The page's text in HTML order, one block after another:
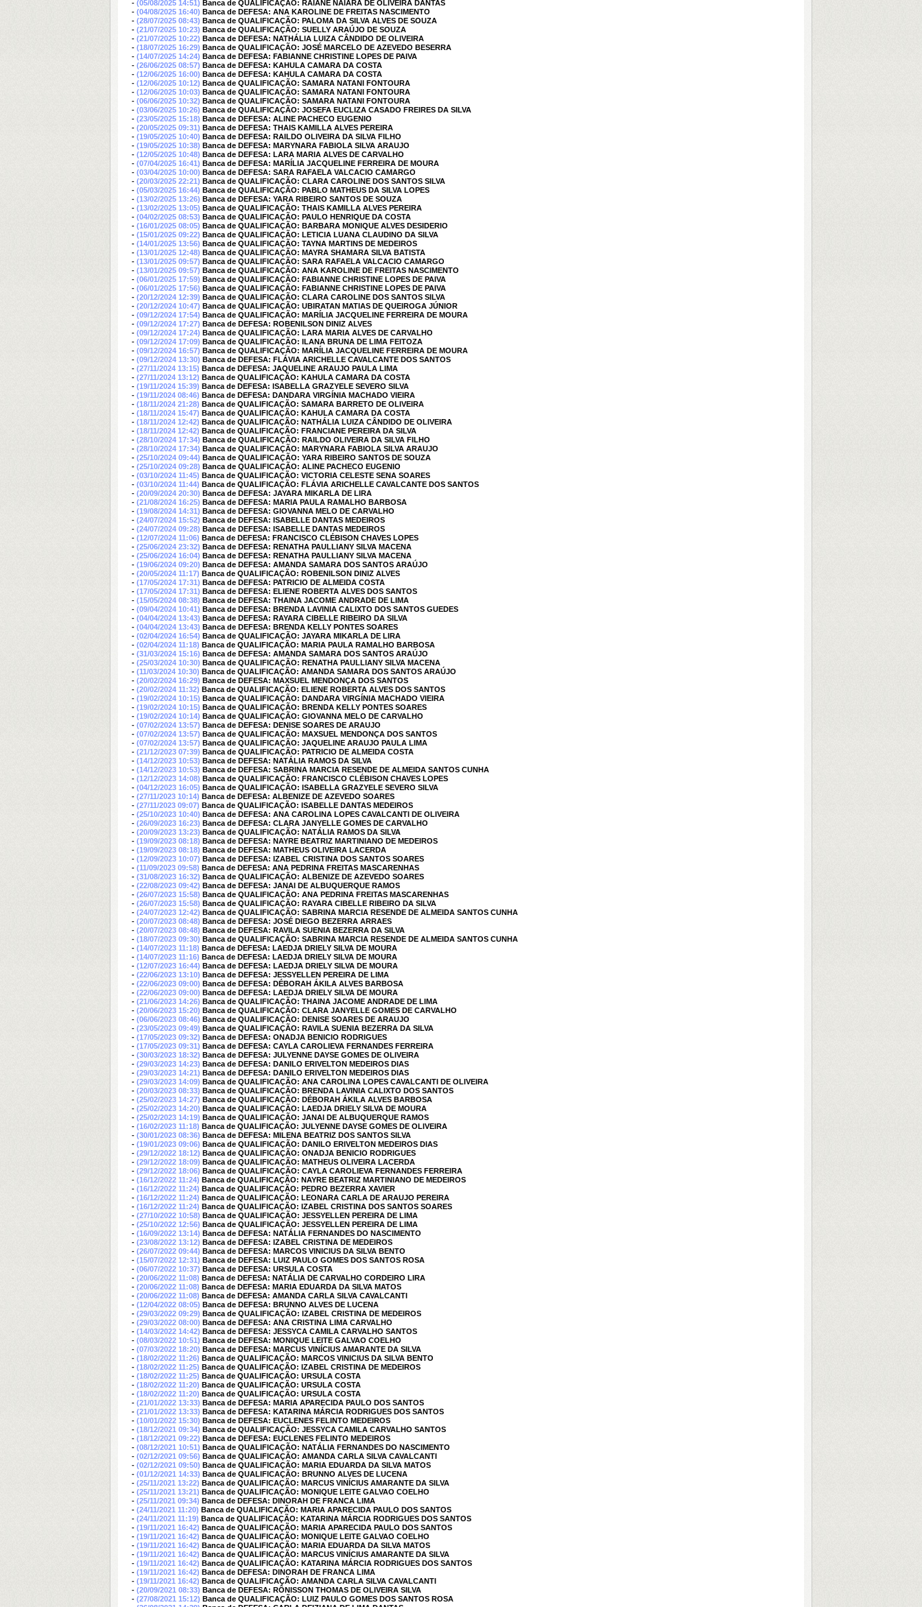
- (05/08/2025 14:51) Banca de QUALIFICAÇÃO: RAIANE NAIARA DE OLIVEIRA DANTAS
- (04/08/2025 16:40) Banca de DEFESA: ANA KAROLINE DE FREITAS NASCIMENTO
- (28/07/2025 08:43) Banca de QUALIFICAÇÃO: PALOMA DA SILVA ALVES DE SOUZA
- (21/07/2025 10:23) Banca de QUALIFICAÇÃO: SUELLY ARAÚJO DE SOUZA
- (21/07/2025 10:22) Banca de DEFESA: NATHÁLIA LUIZA CÂNDIDO DE OLIVEIRA
- (18/07/2025 16:29) Banca de QUALIFICAÇÃO: JOSÉ MARCELO DE AZEVEDO BESERRA
- (14/07/2025 14:24) Banca de DEFESA: FABIANNE CHRISTINE LOPES DE PAIVA
- (26/06/2025 08:57) Banca de DEFESA: KAHULA CAMARA DA COSTA
- (12/06/2025 16:00) Banca de DEFESA: KAHULA CAMARA DA COSTA
- (12/06/2025 10:12) Banca de QUALIFICAÇÃO: SAMARA NATANI FONTOURA
- (12/06/2025 10:03) Banca de QUALIFICAÇÃO: SAMARA NATANI FONTOURA
- (06/06/2025 10:32) Banca de QUALIFICAÇÃO: SAMARA NATANI FONTOURA
- (03/06/2025 10:26) Banca de QUALIFICAÇÃO: JOSEFA EUCLIZA CASADO FREIRES DA SILVA
- (23/05/2025 15:18) Banca de DEFESA: ALINE PACHECO EUGENIO
- (20/05/2025 09:31) Banca de DEFESA: THAIS KAMILLA ALVES PEREIRA
- (19/05/2025 10:40) Banca de DEFESA: RAILDO OLIVEIRA DA SILVA FILHO
- (19/05/2025 10:38) Banca de DEFESA: MARYNARA FABIOLA SILVA ARAUJO
- (12/05/2025 10:48) Banca de DEFESA: LARA MARIA ALVES DE CARVALHO
- (07/04/2025 16:41) Banca de DEFESA: MARÍLIA JACQUELINE FERREIRA DE MOURA
- (03/04/2025 10:00) Banca de DEFESA: SARA RAFAELA VALCACIO CAMARGO
- (20/03/2025 22:21) Banca de QUALIFICAÇÃO: CLARA CAROLINE DOS SANTOS SILVA
- (05/03/2025 16:44) Banca de QUALIFICAÇÃO: PABLO MATHEUS DA SILVA LOPES
- (13/02/2025 13:26) Banca de DEFESA: YARA RIBEIRO SANTOS DE SOUZA
- (13/02/2025 13:05) Banca de QUALIFICAÇÃO: THAIS KAMILLA ALVES PEREIRA
- (04/02/2025 08:53) Banca de QUALIFICAÇÃO: PAULO HENRIQUE DA COSTA
- (16/01/2025 08:05) Banca de QUALIFICAÇÃO: BARBARA MONIQUE ALVES DESIDERIO
- (15/01/2025 09:22) Banca de QUALIFICAÇÃO: LETICIA LUANA CLAUDINO DA SILVA
- (14/01/2025 13:56) Banca de QUALIFICAÇÃO: TAYNA MARTINS DE MEDEIROS
- (13/01/2025 12:48) Banca de QUALIFICAÇÃO: MAYRA SHAMARA SILVA BATISTA
- (13/01/2025 09:57) Banca de QUALIFICAÇÃO: SARA RAFAELA VALCACIO CAMARGO
- (13/01/2025 09:57) Banca de QUALIFICAÇÃO: ANA KAROLINE DE FREITAS NASCIMENTO
- (06/01/2025 17:59) Banca de QUALIFICAÇÃO: FABIANNE CHRISTINE LOPES DE PAIVA
- (06/01/2025 17:56) Banca de QUALIFICAÇÃO: FABIANNE CHRISTINE LOPES DE PAIVA
- (20/12/2024 12:39) Banca de QUALIFICAÇÃO: CLARA CAROLINE DOS SANTOS SILVA
- (20/12/2024 10:47) Banca de QUALIFICAÇÃO: UBIRATAN MATIAS DE QUEIROGA JÚNIOR
- (09/12/2024 17:54) Banca de QUALIFICAÇÃO: MARÍLIA JACQUELINE FERREIRA DE MOURA
- (09/12/2024 17:27) Banca de DEFESA: ROBENILSON DINIZ ALVES
- (09/12/2024 17:24) Banca de QUALIFICAÇÃO: LARA MARIA ALVES DE CARVALHO
- (09/12/2024 17:09) Banca de QUALIFICAÇÃO: ILANA BRUNA DE LIMA FEITOZA
- (09/12/2024 16:57) Banca de QUALIFICAÇÃO: MARÍLIA JACQUELINE FERREIRA DE MOURA
- (09/12/2024 13:30) Banca de DEFESA: FLÁVIA ARICHELLE CAVALCANTE DOS SANTOS
- (27/11/2024 13:15) Banca de DEFESA: JAQUELINE ARAUJO PAULA LIMA
- (27/11/2024 13:12) Banca de QUALIFICAÇÃO: KAHULA CAMARA DA COSTA
- (19/11/2024 15:39) Banca de DEFESA: ISABELLA GRAZYELE SEVERO SILVA
- (19/11/2024 08:46) Banca de DEFESA: DANDARA VIRGÍNIA MACHADO VIEIRA
- (18/11/2024 21:28) Banca de QUALIFICAÇÃO: SAMARA BARRETO DE OLIVEIRA
- (18/11/2024 15:47) Banca de QUALIFICAÇÃO: KAHULA CAMARA DA COSTA
- (18/11/2024 12:42) Banca de QUALIFICAÇÃO: NATHÁLIA LUIZA CÂNDIDO DE OLIVEIRA
- (18/11/2024 12:42) Banca de QUALIFICAÇÃO: FRANCIANE PEREIRA DA SILVA
- (28/10/2024 17:34) Banca de QUALIFICAÇÃO: RAILDO OLIVEIRA DA SILVA FILHO
- (28/10/2024 17:34) Banca de QUALIFICAÇÃO: MARYNARA FABIOLA SILVA ARAUJO
- (25/10/2024 09:44) Banca de QUALIFICAÇÃO: YARA RIBEIRO SANTOS DE SOUZA
- (25/10/2024 09:28) Banca de QUALIFICAÇÃO: ALINE PACHECO EUGENIO
- (03/10/2024 11:45) Banca de QUALIFICAÇÃO: VICTORIA CELESTE SENA SOARES
- (03/10/2024 11:44) Banca de QUALIFICAÇÃO: FLÁVIA ARICHELLE CAVALCANTE DOS SANTOS
- (20/09/2024 20:30) Banca de DEFESA: JAYARA MIKARLA DE LIRA
- (21/08/2024 16:25) Banca de DEFESA: MARIA PAULA RAMALHO BARBOSA
- (19/08/2024 14:31) Banca de DEFESA: GIOVANNA MELO DE CARVALHO
- (24/07/2024 15:52) Banca de DEFESA: ISABELLE DANTAS MEDEIROS
- (24/07/2024 09:28) Banca de DEFESA: ISABELLE DANTAS MEDEIROS
- (12/07/2024 11:06) Banca de DEFESA: FRANCISCO CLÉBISON CHAVES LOPES
- (25/06/2024 23:32) Banca de DEFESA: RENATHA PAULLIANY SILVA MACENA
- (25/06/2024 16:04) Banca de DEFESA: RENATHA PAULLIANY SILVA MACENA
- (19/06/2024 09:20) Banca de DEFESA: AMANDA SAMARA DOS SANTOS ARAÚJO
- (20/05/2024 11:17) Banca de QUALIFICAÇÃO: ROBENILSON DINIZ ALVES
- (17/05/2024 17:31) Banca de DEFESA: PATRICIO DE ALMEIDA COSTA
- (17/05/2024 17:31) Banca de DEFESA: ELIENE ROBERTA ALVES DOS SANTOS
- (15/05/2024 08:38) Banca de DEFESA: THAINA JACOME ANDRADE DE LIMA
- (09/04/2024 10:41) Banca de DEFESA: BRENDA LAVINIA CALIXTO DOS SANTOS GUEDES
- (04/04/2024 13:43) Banca de DEFESA: RAYARA CIBELLE RIBEIRO DA SILVA
- (04/04/2024 13:43) Banca de DEFESA: BRENDA KELLY PONTES SOARES
- (02/04/2024 16:54) Banca de QUALIFICAÇÃO: JAYARA MIKARLA DE LIRA
- (02/04/2024 11:18) Banca de QUALIFICAÇÃO: MARIA PAULA RAMALHO BARBOSA
- (31/03/2024 15:16) Banca de DEFESA: AMANDA SAMARA DOS SANTOS ARAÚJO
- (25/03/2024 10:30) Banca de QUALIFICAÇÃO: RENATHA PAULLIANY SILVA MACENA
- (11/03/2024 10:30) Banca de QUALIFICAÇÃO: AMANDA SAMARA DOS SANTOS ARAÚJO
- (20/02/2024 16:29) Banca de DEFESA: MAXSUEL MENDONÇA DOS SANTOS
- (20/02/2024 11:32) Banca de QUALIFICAÇÃO: ELIENE ROBERTA ALVES DOS SANTOS
- (19/02/2024 10:15) Banca de QUALIFICAÇÃO: DANDARA VIRGÍNIA MACHADO VIEIRA
- (19/02/2024 10:15) Banca de QUALIFICAÇÃO: BRENDA KELLY PONTES SOARES
- (19/02/2024 10:14) Banca de QUALIFICAÇÃO: GIOVANNA MELO DE CARVALHO
- (07/02/2024 13:57) Banca de DEFESA: DENISE SOARES DE ARAUJO
- (07/02/2024 13:57) Banca de QUALIFICAÇÃO: MAXSUEL MENDONÇA DOS SANTOS
- (07/02/2024 13:57) Banca de QUALIFICAÇÃO: JAQUELINE ARAUJO PAULA LIMA
- (21/12/2023 07:39) Banca de QUALIFICAÇÃO: PATRICIO DE ALMEIDA COSTA
- (14/12/2023 10:53) Banca de DEFESA: NATÁLIA RAMOS DA SILVA
- (14/12/2023 10:53) Banca de DEFESA: SABRINA MARCIA RESENDE DE ALMEIDA SANTOS CUNHA
- (12/12/2023 14:08) Banca de QUALIFICAÇÃO: FRANCISCO CLÉBISON CHAVES LOPES
- (04/12/2023 16:05) Banca de QUALIFICAÇÃO: ISABELLA GRAZYELE SEVERO SILVA
- (27/11/2023 10:14) Banca de DEFESA: ALBENIZE DE AZEVEDO SOARES
- (27/11/2023 09:07) Banca de QUALIFICAÇÃO: ISABELLE DANTAS MEDEIROS
- (25/10/2023 10:40) Banca de DEFESA: ANA CAROLINA LOPES CAVALCANTI DE OLIVEIRA
- (26/09/2023 16:23) Banca de DEFESA: CLARA JANYELLE GOMES DE CARVALHO
- (20/09/2023 13:23) Banca de QUALIFICAÇÃO: NATÁLIA RAMOS DA SILVA
- (19/09/2023 08:18) Banca de DEFESA: NAYRE BEATRIZ MARTINIANO DE MEDEIROS
- (19/09/2023 08:18) Banca de DEFESA: MATHEUS OLIVEIRA LACERDA
- (12/09/2023 10:07) Banca de DEFESA: IZABEL CRISTINA DOS SANTOS SOARES
- (11/09/2023 09:58) Banca de DEFESA: ANA PEDRINA FREITAS MASCARENHAS
- (31/08/2023 16:32) Banca de QUALIFICAÇÃO: ALBENIZE DE AZEVEDO SOARES
- (22/08/2023 09:42) Banca de DEFESA: JANAI DE ALBUQUERQUE RAMOS
- (26/07/2023 15:58) Banca de QUALIFICAÇÃO: ANA PEDRINA FREITAS MASCARENHAS
- (26/07/2023 15:58) Banca de QUALIFICAÇÃO: RAYARA CIBELLE RIBEIRO DA SILVA
- (24/07/2023 12:42) Banca de QUALIFICAÇÃO: SABRINA MARCIA RESENDE DE ALMEIDA SANTOS CUNHA
- (20/07/2023 08:48) Banca de DEFESA: JOSÉ DIEGO BEZERRA ARRAES
- (20/07/2023 08:48) Banca de DEFESA: RAVILA SUENIA BEZERRA DA SILVA
- (18/07/2023 09:30) Banca de QUALIFICAÇÃO: SABRINA MARCIA RESENDE DE ALMEIDA SANTOS CUNHA
- (14/07/2023 11:18) Banca de DEFESA: LAEDJA DRIELY SILVA DE MOURA
- (14/07/2023 11:16) Banca de DEFESA: LAEDJA DRIELY SILVA DE MOURA
- (12/07/2023 16:44) Banca de DEFESA: LAEDJA DRIELY SILVA DE MOURA
- (22/06/2023 13:10) Banca de DEFESA: JESSYELLEN PEREIRA DE LIMA
- (22/06/2023 09:00) Banca de DEFESA: DÉBORAH ÁKILA ALVES BARBOSA
- (22/06/2023 09:00) Banca de DEFESA: LAEDJA DRIELY SILVA DE MOURA
- (21/06/2023 14:26) Banca de QUALIFICAÇÃO: THAINA JACOME ANDRADE DE LIMA
- (20/06/2023 15:20) Banca de QUALIFICAÇÃO: CLARA JANYELLE GOMES DE CARVALHO
- (06/06/2023 08:46) Banca de QUALIFICAÇÃO: DENISE SOARES DE ARAUJO
- (23/05/2023 09:49) Banca de QUALIFICAÇÃO: RAVILA SUENIA BEZERRA DA SILVA
- (17/05/2023 09:32) Banca de DEFESA: ONADJA BENICIO RODRIGUES
- (17/05/2023 09:31) Banca de DEFESA: CAYLA CAROLIEVA FERNANDES FERREIRA
- (30/03/2023 18:32) Banca de DEFESA: JULYENNE DAYSE GOMES DE OLIVEIRA
- (29/03/2023 14:23) Banca de DEFESA: DANILO ERIVELTON MEDEIROS DIAS
- (29/03/2023 14:21) Banca de DEFESA: DANILO ERIVELTON MEDEIROS DIAS
- (29/03/2023 14:09) Banca de QUALIFICAÇÃO: ANA CAROLINA LOPES CAVALCANTI DE OLIVEIRA
- (20/03/2023 08:33) Banca de QUALIFICAÇÃO: BRENDA LAVINIA CALIXTO DOS SANTOS
- (25/02/2023 14:27) Banca de QUALIFICAÇÃO: DÉBORAH ÁKILA ALVES BARBOSA
- (25/02/2023 14:20) Banca de QUALIFICAÇÃO: LAEDJA DRIELY SILVA DE MOURA
- (25/02/2023 14:19) Banca de QUALIFICAÇÃO: JANAI DE ALBUQUERQUE RAMOS
- (16/02/2023 11:18) Banca de QUALIFICAÇÃO: JULYENNE DAYSE GOMES DE OLIVEIRA
- (30/01/2023 08:36) Banca de DEFESA: MILENA BEATRIZ DOS SANTOS SILVA
- (19/01/2023 09:06) Banca de QUALIFICAÇÃO: DANILO ERIVELTON MEDEIROS DIAS
- (29/12/2022 18:12) Banca de QUALIFICAÇÃO: ONADJA BENICIO RODRIGUES
- (29/12/2022 18:09) Banca de QUALIFICAÇÃO: MATHEUS OLIVEIRA LACERDA
- (29/12/2022 18:06) Banca de QUALIFICAÇÃO: CAYLA CAROLIEVA FERNANDES FERREIRA
- (16/12/2022 11:24) Banca de QUALIFICAÇÃO: NAYRE BEATRIZ MARTINIANO DE MEDEIROS
- (16/12/2022 11:24) Banca de QUALIFICAÇÃO: PEDRO BEZERRA XAVIER
- (16/12/2022 11:24) Banca de QUALIFICAÇÃO: LEONARA CARLA DE ARAUJO PEREIRA
- (16/12/2022 11:24) Banca de QUALIFICAÇÃO: IZABEL CRISTINA DOS SANTOS SOARES
- (27/10/2022 10:58) Banca de QUALIFICAÇÃO: JESSYELLEN PEREIRA DE LIMA
- (25/10/2022 12:56) Banca de QUALIFICAÇÃO: JESSYELLEN PEREIRA DE LIMA
- (16/09/2022 13:14) Banca de DEFESA: NATÁLIA FERNANDES DO NASCIMENTO
- (23/08/2022 13:12) Banca de DEFESA: IZABEL CRISTINA DE MEDEIROS
- (26/07/2022 09:44) Banca de DEFESA: MARCOS VINICIUS DA SILVA BENTO
- (15/07/2022 12:31) Banca de DEFESA: LUIZ PAULO GOMES DOS SANTOS ROSA
- (06/07/2022 10:37) Banca de DEFESA: URSULA COSTA
- (20/06/2022 11:08) Banca de DEFESA: NATÁLIA DE CARVALHO CORDEIRO LIRA
- (20/06/2022 11:08) Banca de DEFESA: MARIA EDUARDA DA SILVA MATOS
- (20/06/2022 11:08) Banca de DEFESA: AMANDA CARLA SILVA CAVALCANTI
- (12/04/2022 08:05) Banca de DEFESA: BRUNNO ALVES DE LUCENA
- (29/03/2022 09:29) Banca de QUALIFICAÇÃO: IZABEL CRISTINA DE MEDEIROS
- (29/03/2022 08:00) Banca de DEFESA: ANA CRISTINA LIMA CARVALHO
- (14/03/2022 14:42) Banca de DEFESA: JESSYCA CAMILA CARVALHO SANTOS
- (08/03/2022 10:51) Banca de DEFESA: MONIQUE LEITE GALVAO COELHO
- (07/03/2022 18:20) Banca de DEFESA: MARCUS VINÍCIUS AMARANTE DA SILVA
- (18/02/2022 11:26) Banca de QUALIFICAÇÃO: MARCOS VINICIUS DA SILVA BENTO
- (18/02/2022 11:25) Banca de QUALIFICAÇÃO: IZABEL CRISTINA DE MEDEIROS
- (18/02/2022 11:25) Banca de QUALIFICAÇÃO: URSULA COSTA
- (18/02/2022 11:20) Banca de QUALIFICAÇÃO: URSULA COSTA
- (18/02/2022 11:20) Banca de QUALIFICAÇÃO: URSULA COSTA
- (21/01/2022 13:33) Banca de DEFESA: MARIA APARECIDA PAULO DOS SANTOS
- (21/01/2022 13:33) Banca de DEFESA: KATARINA MÁRCIA RODRIGUES DOS SANTOS
- (10/01/2022 15:30) Banca de DEFESA: EUCLENES FELINTO MEDEIROS
- (18/12/2021 09:34) Banca de QUALIFICAÇÃO: JESSYCA CAMILA CARVALHO SANTOS
- (18/12/2021 09:22) Banca de DEFESA: EUCLENES FELINTO MEDEIROS
- (08/12/2021 10:51) Banca de QUALIFICAÇÃO: NATÁLIA FERNANDES DO NASCIMENTO
- (02/12/2021 09:56) Banca de QUALIFICAÇÃO: AMANDA CARLA SILVA CAVALCANTI
- (02/12/2021 09:50) Banca de QUALIFICAÇÃO: MARIA EDUARDA DA SILVA MATOS
- (01/12/2021 14:33) Banca de QUALIFICAÇÃO: BRUNNO ALVES DE LUCENA
- (25/11/2021 13:22) Banca de QUALIFICAÇÃO: MARCUS VINÍCIUS AMARANTE DA SILVA
- (25/11/2021 13:21) Banca de QUALIFICAÇÃO: MONIQUE LEITE GALVAO COELHO
- (25/11/2021 09:34) Banca de DEFESA: DINORAH DE FRANCA LIMA
- (24/11/2021 11:20) Banca de QUALIFICAÇÃO: MARIA APARECIDA PAULO DOS SANTOS
- (24/11/2021 11:19) Banca de QUALIFICAÇÃO: KATARINA MÁRCIA RODRIGUES DOS SANTOS
- (19/11/2021 16:42) Banca de QUALIFICAÇÃO: MARIA APARECIDA PAULO DOS SANTOS
- (19/11/2021 16:42) Banca de QUALIFICAÇÃO: MONIQUE LEITE GALVAO COELHO
- (19/11/2021 16:42) Banca de QUALIFICAÇÃO: MARIA EDUARDA DA SILVA MATOS
- (19/11/2021 16:42) Banca de QUALIFICAÇÃO: MARCUS VINÍCIUS AMARANTE DA SILVA
- (19/11/2021 16:42) Banca de QUALIFICAÇÃO: KATARINA MÁRCIA RODRIGUES DOS SANTOS
- (19/11/2021 16:42) Banca de DEFESA: DINORAH DE FRANCA LIMA
- (19/11/2021 16:42) Banca de QUALIFICAÇÃO: AMANDA CARLA SILVA CAVALCANTI
- (20/09/2021 08:33) Banca de DEFESA: RÔNISSON THOMAS DE OLIVEIRA SILVA
- (27/08/2021 15:12) Banca de QUALIFICAÇÃO: LUIZ PAULO GOMES DOS SANTOS ROSA